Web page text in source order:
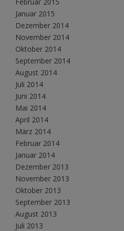
Januar 2015
Dezember 2014
November 2014
Oktober 2014
September 2014
August 2014
Juli 2014
Juni 2014
Mai 2014
April 2014
März 2014
Februar 2014
Januar 2014
Dezember 2013
November 2013
Oktober 2013
September 2013
August 2013
Juli 2013